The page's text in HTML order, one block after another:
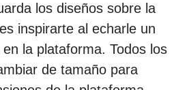
los diseños sobre la
inspirarte al echarle un
la plataforma. Todos los
de tamaño para